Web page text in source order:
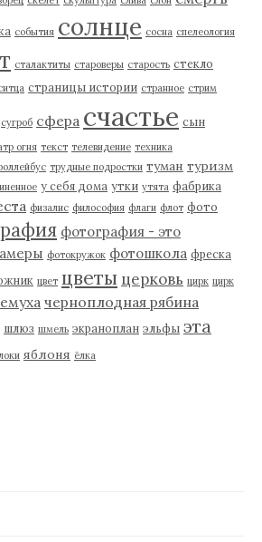
события солнце сосна спелеология
сталактиты староверы старость стекло
страницы истории странное стрим
сугроб сфера счастье сын
огня текст телевидение техника
трудные подростки туман туризм
у себя дома утки утята фабрика
физалис философия флаги флот фото
фотография - это
фотокружок фотошкола фреска
цвет цветы церковь цирк цирк
черноплодная рябина
шлюз шмель экраноплан эльфы эта
яблоня ёлка